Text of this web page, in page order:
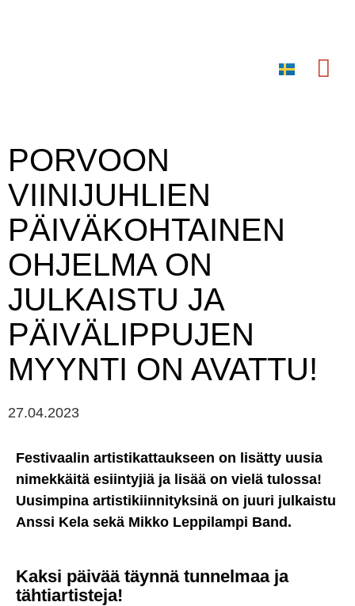
PORVOON
VIINIJUHLIEN
PÄIVÄKOHTAINEN
OHJELMA ON
JULKAISTU JA
PÄIVÄLIPPUJEN
MYYNTI ON AVATTU!
27.04.2023
Festivaalin artistikattaukseen on lisätty uusia
nimekkäitä esiintyjiä ja lisää on vielä tulossa!
Uusimpina artistikiinnityksinä on juuri julkaistu
Anssi Kela sekä Mikko Leppilampi Band.
Kaksi päivää täynnä tunnelmaa ja
tähtiartisteja!